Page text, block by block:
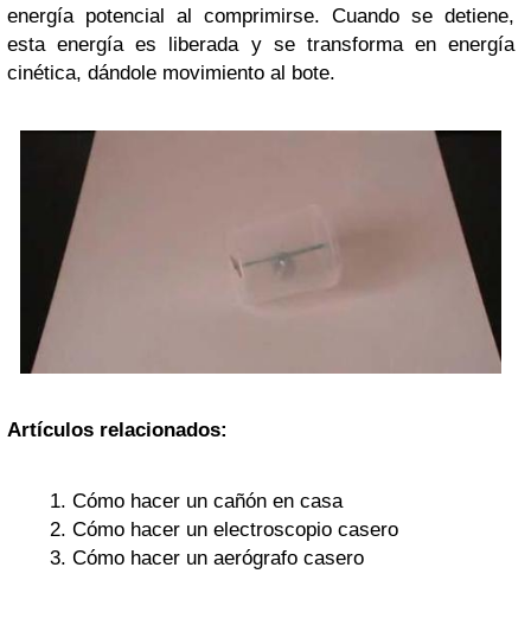
energía potencial al comprimirse. Cuando se detiene,
esta energía es liberada y se transforma en energía
cinética, dándole movimiento al bote.
Artículos relacionados:
Cómo hacer un cañón en casa
Cómo hacer un electroscopio casero
Cómo hacer un aerógrafo casero